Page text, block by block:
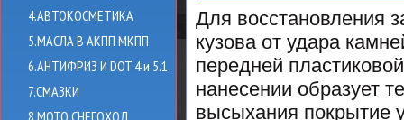
4.АВТОКОСМЕТИКА
5.МАСЛА В АКПП МКПП
6.АНТИФРИЗ И DOT 4 и 5.1
7.СМАЗКИ
8.МОТО СНЕГОХОД
Для восстановления
кузова от удара
передней
нанесении образует
высыхания покрытие